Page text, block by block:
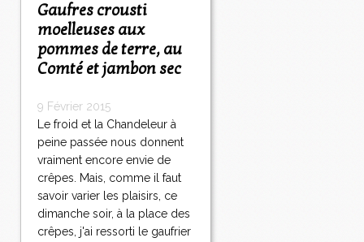
Gaufres crousti
moelleuses aux
pommes de terre, au
Comté et jambon sec
9 Février 2015
Le froid et la Chandeleur à
peine passée nous donnent
vraiment encore envie de
crêpes. Mais, comme il faut
savoir varier les plaisirs, ce
dimanche soir, à la place des
crêpes, j'ai ressorti le gaufrier